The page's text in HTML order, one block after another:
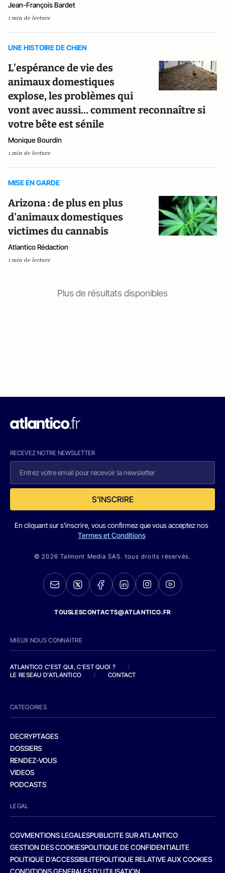
Jean-François Bardet
1 min de lecture
UNE HISTOIRE DE CHIEN
L’espérance de vie des
animaux domestiques
explose, les problèmes qui
vont avec aussi… comment reconnaître si
votre bête est sénile
Monique Bourdin
1 min de lecture
MISE EN GARDE
Arizona : de plus en plus
d'animaux domestiques
victimes du cannabis
Atlantico Rédaction
1 min de lecture
Plus de résultats disponibles
RECEVEZ NOTRE NEWSLETTER
S'INSCRIRE
En cliquant sur s'inscrire, vous confirmez que vous acceptez nos
Termes et Conditions
© 2026 Talmont Media SAS. tous droits réservés.
TOUSLESCONTACTS@ATLANTICO.FR
MIEUX NOUS CONNAITRE
ATLANTICO C'EST QUI, C'EST QUOI ?
/
LE RESEAU D'ATLANTICO
/ CONTACT
CATEGORIES
DECRYPTAGES
DOSSIERS
RENDEZ-VOUS
VIDEOS
PODCASTS
LEGAL
CGVMENTIONS LEGALESPUBLICITE SUR ATLANTICO
GESTION DES COOKIESPOLITIQUE DE CONFIDENTIALITE
POLITIQUE D’ACCESSIBILITEPOLITIQUE RELATIVE AUX COOKIES
CONDITIONS GENERALES D’UTILISATION